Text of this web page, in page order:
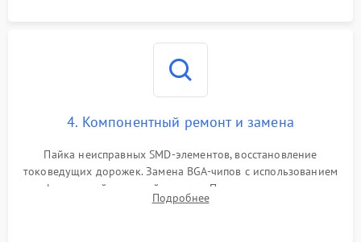
4. Компонентный ремонт и замена
Пайка неисправных SMD-элементов, восстановление
токоведущих дорожек. Замена BGA-чипов с использованием
инфракрасной паяльной станции. Прошивка микросхемы
BIOS или замена поврежденных портов USB
Подробнее